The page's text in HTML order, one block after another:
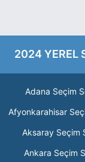
2024 YEREL
Adana Seçim
Afyonkarahisar
Aksaray Seçim
Ankara Seçim